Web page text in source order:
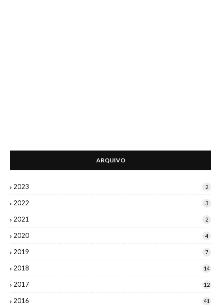
ARQUIVO
2023 2
2022 3
2021 2
2020 4
2019 7
2018 14
2017 12
2016 41